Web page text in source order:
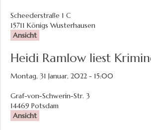
Scheederstraße 1 C
15711 Königs Wusterhausen
Ansicht
Heidi Ramlow liest
Montag, 31 Januar, 2022 - 15:00
Graf-von-Schwerin-Str. 3
14469 Potsdam
Ansicht